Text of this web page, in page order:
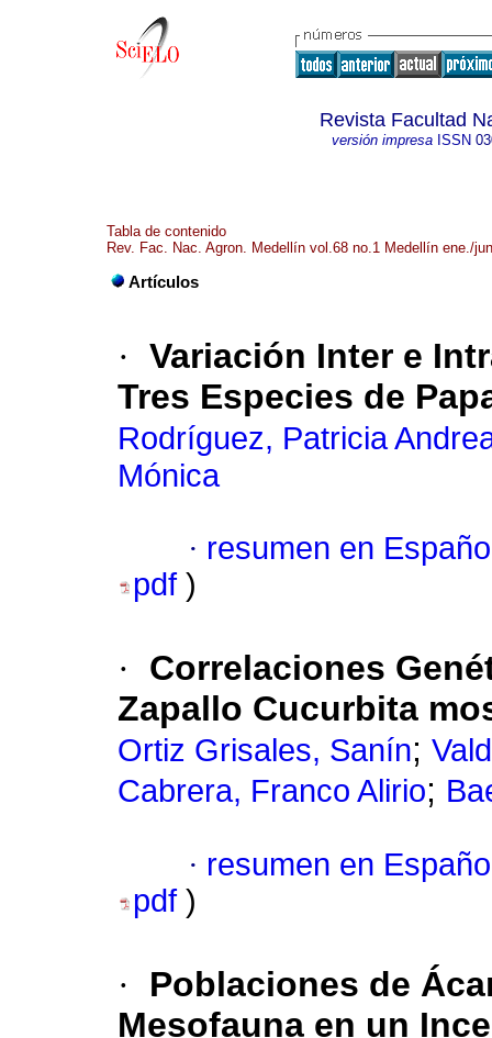
Revista Facultad
versión impresaISSN
Tabla de contenido
Rev. Fac. Nac. Agron. Medellín vol.68 no.1 Medellín ene./
Artículos
· Variación Inter e
Tres Especies de
Rodríguez, Patricia
Mónica
· resumen en
pdf )
·
Correlaciones
Zapallo Cucurbita
Ortiz Grisales, Sanín;
Cabrera, Franco Alirio;
· resumen en
pdf )
·
Poblaciones de
Mesofauna en un